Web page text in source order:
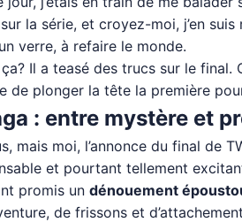
la série, et croyez-moi, j’en
verre, à refaire le monde.
Il a teasé des trucs sur le
de plonger la tête la première
: entre mystère et
mais moi, l’annonce du final de
et pourtant tellement
promis un dénouement
de frissons et